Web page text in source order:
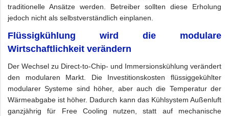
traditionelle Ansätze werden. Betreiber sollten diese Erholung
jedoch nicht als selbstverständlich einplanen.
Flüssigkühlung wird die modulare
Wirtschaftlichkeit verändern
Der Wechsel zu Direct-to-Chip- und Immersionskühlung verändert
den modularen Markt. Die Investitionskosten flüssiggekühlter
modularer Systeme sind höher, aber auch die Temperatur der
Wärmeabgabe ist höher. Dadurch kann das Kühlsystem Außenluft
ganzjährig für Free Cooling nutzen, statt auf mechanische